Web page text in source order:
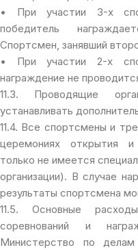
• При участии 3-х
победитель
Спортсмен, занявший
• При участии 2-х
награждение не
11.3. Проводящие
устанавливать
11.4. Все спортсмены и
церемониях открытия и
только не имеется
организации). В случае
результаты спортсмена
11.5. Основные
соревнований и
Министерство по